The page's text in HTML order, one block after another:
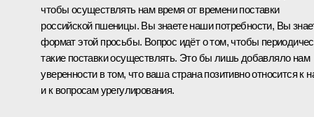
чтобы осуществлять нам время от времени поставки
российской пшеницы. Вы знаете наши потребности, Вы
формат этой просьбы. Вопрос идёт о том, чтобы
такие поставки осуществлять. Это бы лишь добавляло нам
уверенности в том, что ваша страна позитивно относится к
и к вопросам урегулирования.